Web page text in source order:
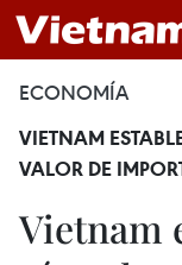
ECONOMÍA
VIETNAM
VALOR DE
Vietnam